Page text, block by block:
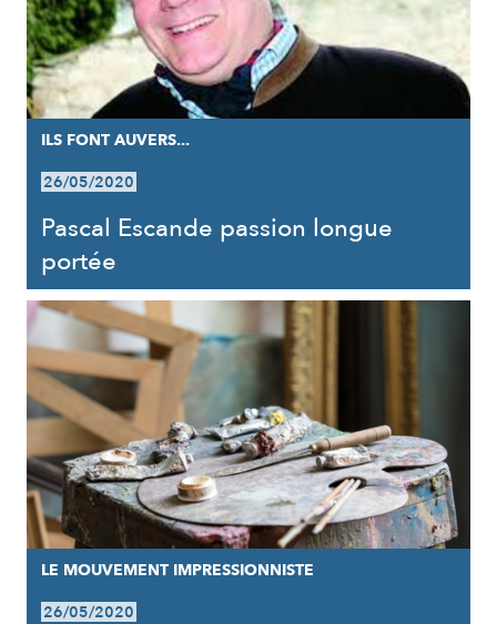
ILS FONT AUVERS...
26/05/2020
Pascal Escande passion longue
portée
LE MOUVEMENT IMPRESSIONNISTE
26/05/2020